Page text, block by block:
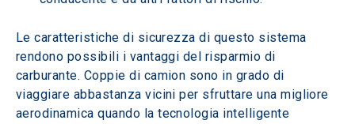
Le caratteristiche di sicurezza di questo sistema
rendono possibili i vantaggi del risparmio di
carburante. Coppie di camion sono in grado di
viaggiare abbastanza vicini per sfruttare una migliore
aerodinamica quando la tecnologia intelligente